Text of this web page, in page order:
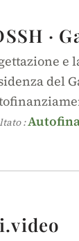
·
e
del
: